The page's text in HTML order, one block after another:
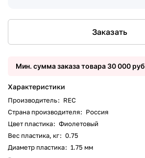
Заказать
Мин. сумма заказа товара 30 000 руб
Характеристики
Производитель: REC
Страна производителя: Россия
Цвет пластика: Фиолетовый
Вес пластика, кг: 0.75
Диаметр пластика: 1.75 мм